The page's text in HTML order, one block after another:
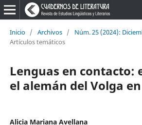
Inicio / Archivos / Núm. 25 (2024):
Artículos temáticos
Lenguas en contacto:
el alemán del Volga
Alicia Mariana Avellana